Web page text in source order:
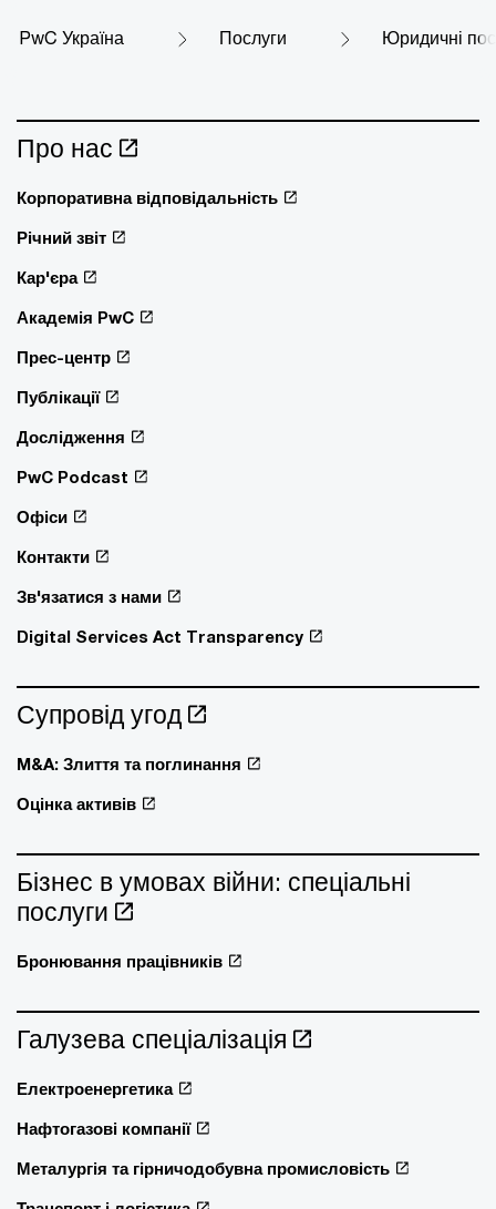
PwC Україна Послуги Юридичні
Про нас
Корпоративна відповідальність
Річний звіт
Кар'єра
Академія PwC
Прес-центр
Публікації
Дослідження
PwC Podcast
Офіси
Контакти
Зв'язатися з нами
Digital Services Act Transparency
Супровід угод
M&A: Злиття та поглинання
Оцінка активів
Бізнес в умовах війни: спеціальні
послуги
Бронювання працівників
Галузева спеціалізація
Електроенергетика
Нафтогазові компанії
Металургія та гірничодобувна промисловість